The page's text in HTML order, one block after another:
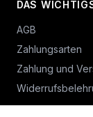
DAS
AGB
Zahlungsarten
Zahlung und